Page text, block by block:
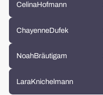
CelinaHofmann
ChayenneDufek
NoahBräutigam
LaraKnichelmann